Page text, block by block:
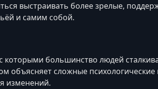
выстраивать более зрелые,
и самим собой.
большинство людей
объясняет сложные психологические
изменений.